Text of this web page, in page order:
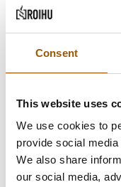
Consent
This website uses
We use cookies to
provide social
We also share
our social media,
jotka eivät
iltatyö-, yötyö-,
KKO 2018:10
liityntä on